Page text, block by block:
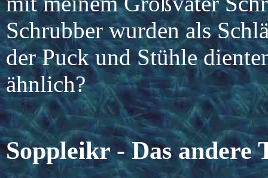
Schrubber wurden als
der Puck und Stühle
ähnlich?
Soppleikr - Das andere